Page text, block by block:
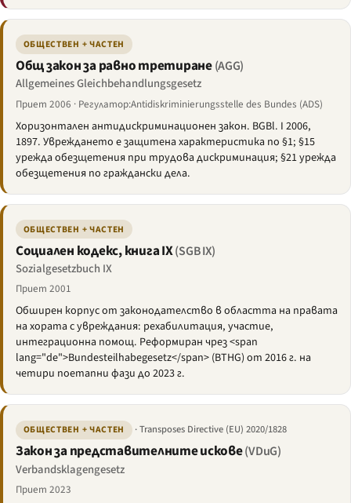
ОБЩЕСТВЕН + ЧАСТЕН
Общ закон за равно третиране(AGG)
Allgemeines Gleichbehandlungsgesetz
Приет 2006 · Регулатор:Antidiskriminierungsstelle des Bundes (ADS)
Хоризонтален антидискриминационен закон. BGBl. I 2006,
1897. Увреждането е защитена характеристика по §1; §15
урежда обезщетения при трудова дискриминация; §21 урежда
обезщетения по граждански дела.
ОБЩЕСТВЕН + ЧАСТЕН
Социален кодекс, книга IX(SGB IX)
Sozialgesetzbuch IX
Приет 2001
Обширен корпус от законодателство в областта на правата
на хората с увреждания: рехабилитация, участие,
интеграционна помощ. Реформиран чрез <span
lang="de">Bundesteilhabegesetz</span> (BTHG) от 2016 г. на
четири поетапни фази до 2023 г.
ОБЩЕСТВЕН + ЧАСТЕН · Transposes Directive (EU) 2020/1828
Закон за представителните искове(VDuG)
Verbandsklagengesetz
Приет 2023